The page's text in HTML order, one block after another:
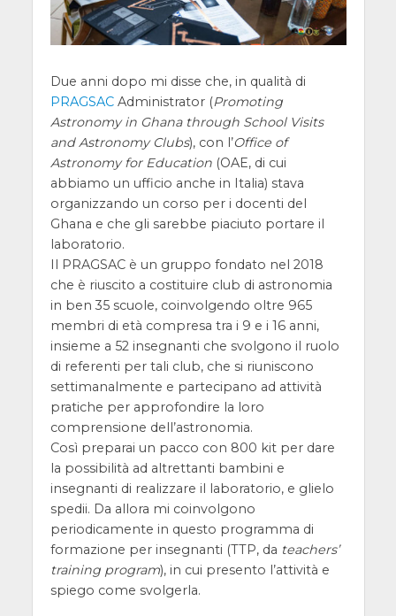
Due anni dopo mi disse che, in qualità di
PRAGSACAdministrator (Promoting
Astronomy in Ghana through School Visits
and Astronomy Clubs), con l’Office of
Astronomy for Education(OAE, di cui
abbiamo un ufficio anche in Italia) stava
organizzando un corso per i docenti del
Ghana e che gli sarebbe piaciuto portare il
laboratorio.
Il PRAGSAC è un gruppo fondato nel 2018
che è riuscito a costituire club di astronomia
in ben 35 scuole, coinvolgendo oltre 965
membri di età compresa tra i 9 e i 16 anni,
insieme a 52 insegnanti che svolgono il ruolo
di referenti per tali club, che si riuniscono
settimanalmente e partecipano ad attività
pratiche per approfondire la loro
comprensione dell’astronomia.
Così preparai un pacco con 800 kit per dare
la possibilità ad altrettanti bambini e
insegnanti di realizzare il laboratorio, e glielo
spedii. Da allora mi coinvolgono
periodicamente in questo programma di
formazione per insegnanti (TTP, da teachers’
training program), in cui presento l’attività e
spiego come svolgerla.